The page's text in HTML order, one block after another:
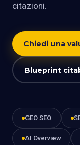
citazioni.
Chiedi una
Blueprint
GEO SEO
AI Overview